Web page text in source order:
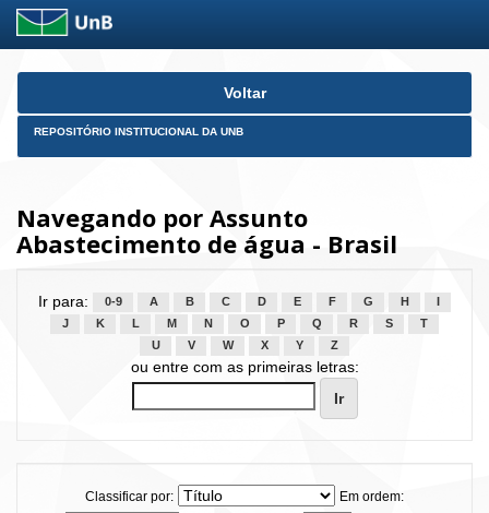
Skip
Voltar
REPOSITÓRIO INSTITUCIONAL DA UNB
Navegando por Assunto
Abastecimento de água - Brasil
Ir para: 0-9 A B C D E F G H
J
K L M N O P Q R S
T
U
V W X Y Z
ou entre com as primeiras letras:
Classificar por:
Em ordem: